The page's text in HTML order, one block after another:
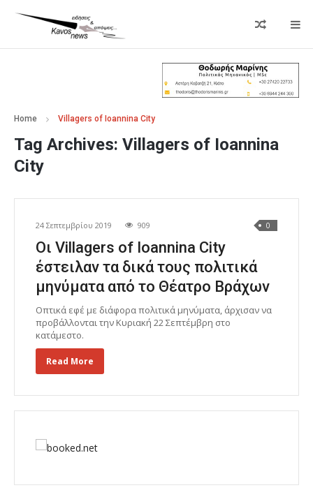
Home Villagers of Ioannina City
Tag Archives: Villagers of Ioannina
City
24 Σεπτεμβρίου 2019 909 0
Οι Villagers of Ioannina City
έστειλαν τα δικά τους πολιτικά
μηνύματα από το Θέατρο Βράχων
Οπτικά εφέ με διάφορα πολιτικά μηνύματα, άρχισαν να
προβάλλονται την Κυριακή 22 Σεπτέμβρη στο
κατάμεστο.
Read More